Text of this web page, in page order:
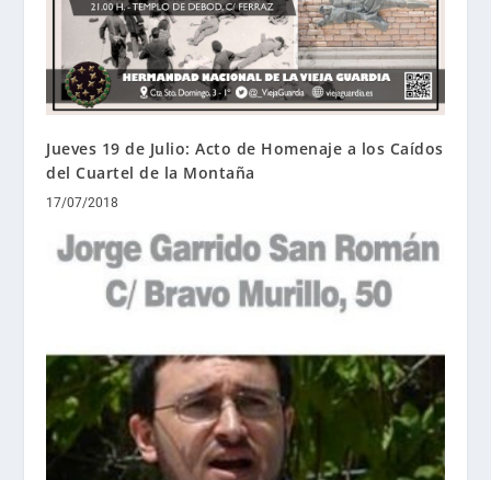
Jueves 19 de Julio: Acto de Homenaje a los Caídos
del Cuartel de la Montaña
17/07/2018